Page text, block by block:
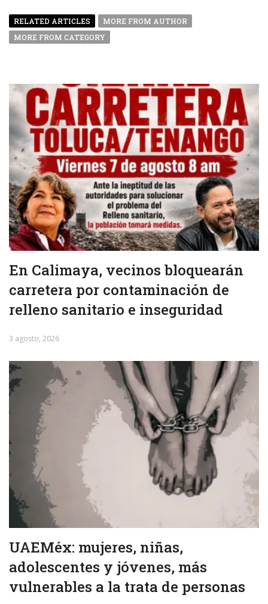
RELATED ARTICLES
MORE FROM AUTHOR
MORE FROM CATEGORY
En Calimaya, vecinos bloquearán
carretera por contaminación de
relleno sanitario e inseguridad
3 agosto, 2026
UAEMéx: mujeres, niñas,
adolescentes y jóvenes, más
vulnerables a la trata de personas